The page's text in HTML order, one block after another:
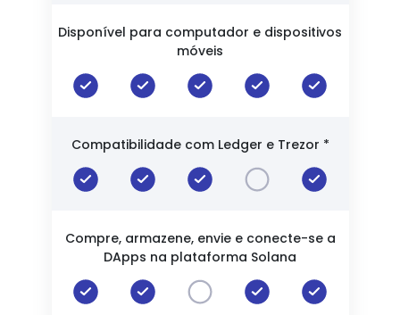
Disponível para computador e dispositivos
móveis
Compatibilidade com Ledger e Trezor *
Compre, armazene, envie e conecte-se a
DApps na plataforma Solana